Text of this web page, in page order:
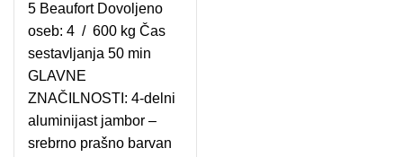
5 Beaufort Dovoljeno
oseb: 4 / 600 kg Čas
sestavljanja 50 min
GLAVNE
ZNAČILNOSTI: 4-delni
aluminijast jambor –
srebrno prašno barvan